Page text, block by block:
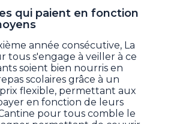
qui paient en fonction
année consécutive, La
tous s'engage à veiller à ce
soient bien nourris en
scolaires grâce à un
flexible, permettant aux
en fonction de leurs
pour tous comble le